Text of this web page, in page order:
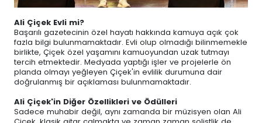
Ali Çiçek Evli mi?
Başarılı gazetecinin özel hayatı hakkında kamuya açık çok
fazla bilgi bulunmamaktadır. Evli olup olmadığı bilinmemekle
birlikte, Çiçek özel yaşamını kamuoyundan uzak tutmayı
tercih etmektedir. Medyada yaptığı işler ve projelerle ön
planda olmayı yeğleyen Çiçek'in evlilik durumuna dair
doğrulanmış bir açıklaması bulunmamaktadır.
Ali Çiçek'in Diğer Özellikleri ve Ödülleri
Sadece muhabir değil, aynı zamanda bir müzisyen olan Ali